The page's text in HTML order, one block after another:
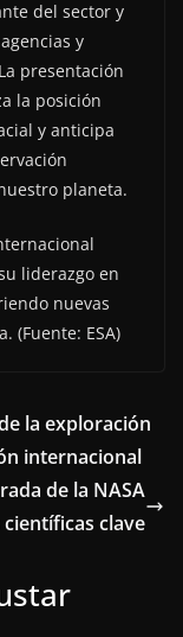
del sector y
y
presentación
la posición
y anticipa
planeta.
liderazgo en
nuevas
(Fuente: ESA)
la exploración
internacional
de la NASA
clave